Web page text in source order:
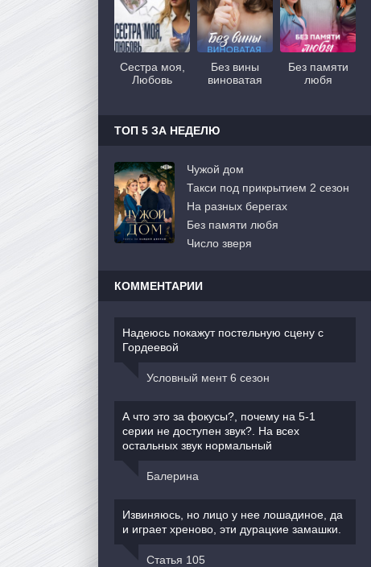
Сестра моя,
Любовь
Без вины
виноватая
Без памяти
любя
ТОП 5 ЗА НЕДЕЛЮ
Чужой дом
Такси под прикрытием 2 сезон
На разных берегах
Без памяти любя
Число зверя
КОММЕНТАРИИ
Надеюсь покажут постельную сцену с
Гордеевой
Условный мент 6 сезон
А что это за фокусы?, почему на 5-1
серии не доступен звук?. На всех
остальных звук нормальный
Балерина
Извиняюсь, но лицо у нее лошадиное, да
и играет хреново, эти дурацкие замашки.
Статья 105